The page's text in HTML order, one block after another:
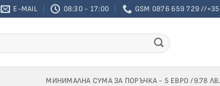
E-MAIL 08:30 - 17:00 GSM 0876 659 729 //
МИНИМАЛНА СУМА ЗА ПОРЪЧКА - 5 ЕВРО /9.78 ЛВ.